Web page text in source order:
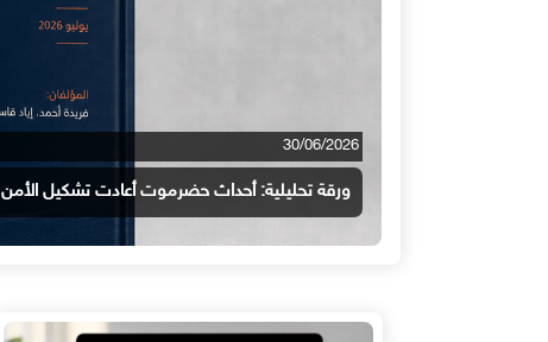
30/06/2026
ورقة تحليلية: أحداث حضرموت أعادت تشكيل الأمن